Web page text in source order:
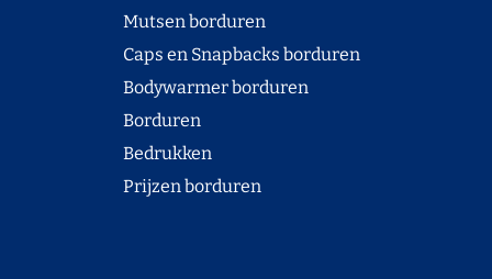
Mutsen borduren
Caps en Snapbacks borduren
Bodywarmer borduren
Borduren
Bedrukken
Prijzen borduren